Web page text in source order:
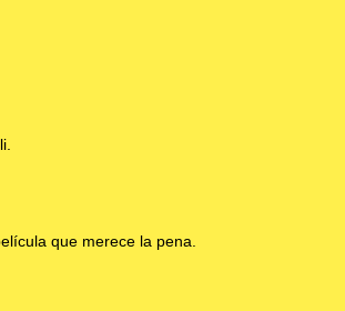
que merece la pena.